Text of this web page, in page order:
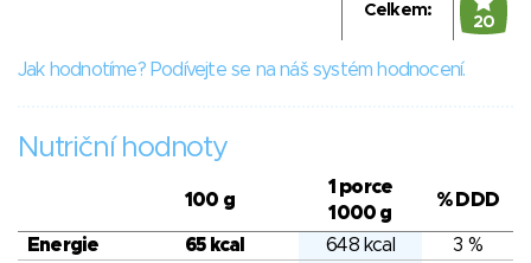
Celkem:
20
Jak hodnotíme? Podívejte se na náš systém hodnocení.
Nutriční hodnoty
100 g
1 porce
1000 g
% DDD
Energie 65 kcal 648 kcal
3 %